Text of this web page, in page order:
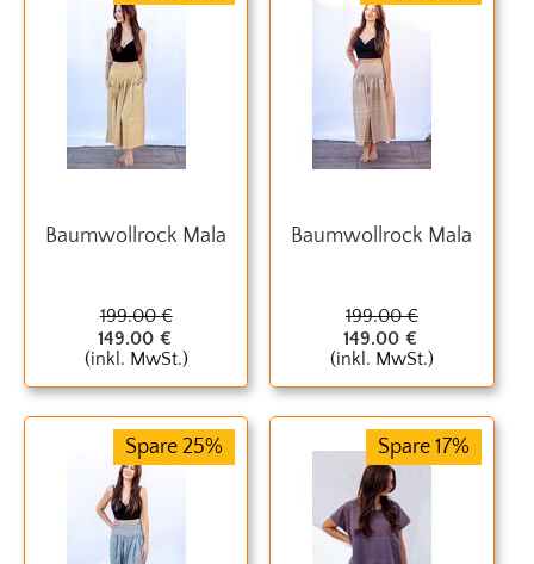
Baumwollrock Mala
199.00 €
149.00 €
(inkl. MwSt.)
Baumwollrock Mala
199.00 €
149.00 €
(inkl. MwSt.)
Spare 25% Spare 17%